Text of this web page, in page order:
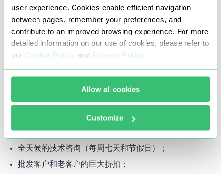
user experience. Cookies enable efficient navigation
between pages, remember your preferences, and
contribute to an improved browsing experience. For more
detailed information on our use of cookies, please refer to
our Cookie Policy and Privacy Policy.
Allow all cookies
Customize
您可以从Proxy-Seller购买RuneMate的代理。在购买后的3
分钟内，您将能够使用选定的代理服务器。
为什么您应该从Proxy-Seller购买
RuneMate的代理？
已经有成千上万的客户从世界各地使用我们的代理服务器。
为什么您应该从我们这里购买RuneMate的代理。
公平的价格和方便的支付方式；
全天候的技术咨询（每周七天和节假日）；
批发客户和老客户的巨大折扣；